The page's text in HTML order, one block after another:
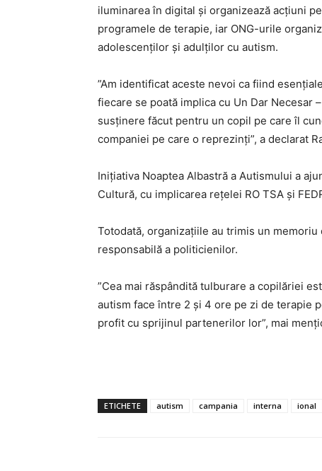
iluminarea în digital și organizează acțiuni
programele de terapie, iar ONG-urile
adolescenților și adulților cu autism.
”Am identificat aceste nevoi ca fiind
fiecare se poată implica cu Un Dar Necesar
susținere făcut pentru un copil pe care îl
companiei pe care o reprezinți”, a declarat
Inițiativa Noaptea Albastră a Autismului a
Cultură, cu implicarea rețelei RO TSA și
Totodată, organizațiile au trimis un
responsabilă a politicienilor.
”Cea mai răspândită tulburare a copilăriei
autism face între 2 și 4 ore pe zi de terapie
profit cu sprijinul partenerilor lor”, mai
ETICHETE autism campania interna ional